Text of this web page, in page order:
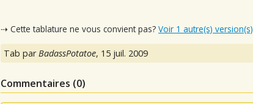
⇢ Cette tablature ne vous convient pas? Voir 1 autre(s) version(s)
Tab parBadassPotatoe, 15 juil. 2009
Commentaires (0)